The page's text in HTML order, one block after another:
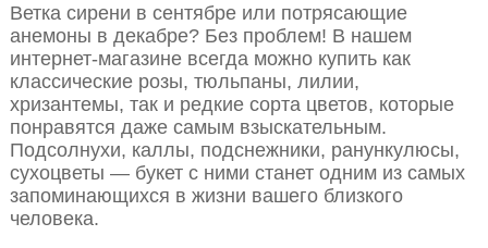
Ветка сирени в сентябре или потрясающие
анемоны в декабре? Без проблем! В нашем
интернет-магазине всегда можно купить как
классические розы, тюльпаны, лилии,
хризантемы, так и редкие сорта цветов, которые
понравятся даже самым взыскательным.
Подсолнухи, каллы, подснежники, ранункулюсы,
сухоцветы — букет с ними станет одним из самых
запоминающихся в жизни вашего близкого
человека.